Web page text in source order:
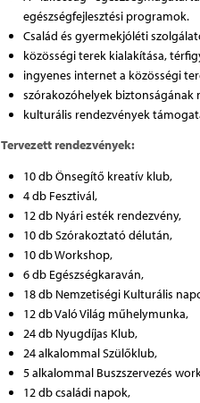
egészségfejlesztési programok.
Család és gyermekjóléti
közösségi terek kialakítása,
ingyenes internet a közösségi
szórakozóhelyek biztonságának
kulturális rendezvények
Tervezett rendezvények:
10 db Önsegítő kreatív klub,
4 db Fesztivál,
12 db Nyári esték rendezvény,
10 db Szórakoztató délután,
10 db Workshop,
6 db Egészségkaraván,
18 db Nemzetiségi Kulturális
12 db Való Világ műhelymunka,
24 db Nyugdíjas Klub,
24 alkalommal Szülőklub,
5 alkalommal Buszszervezés
12 db családi napok,